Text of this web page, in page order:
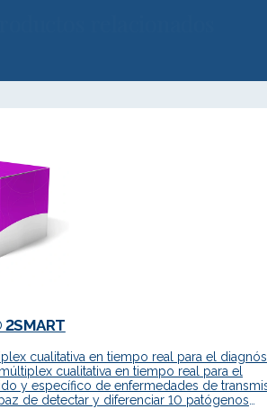
cualitativa en tiempo real para el
cualitativa en tiempo real para el
y específico de enfermedades de
de detectar y diferenciar 10 patógenos